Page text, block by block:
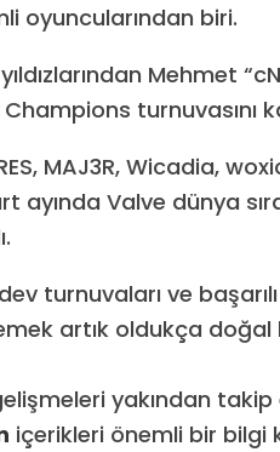
oyuncularından biri.
Mehmet
Champions
MAJ3R, Wicadia,
ayında Valve dünya
turnuvaları ve
artık oldukça doğal
yakından
içerikleri önemli bir bilgi